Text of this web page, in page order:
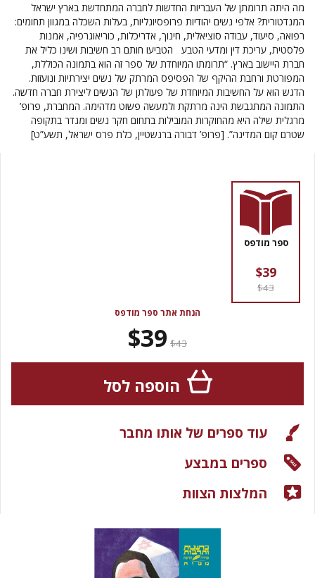
מה היתה תרומתן של העבריות החדשות לחברה המתחדשת בארץ ישראל
המנדטורית? אלפי נשים יהודיות פרופסיונליות, בעלות השכלה במגוון תחומים:
רפואה, סיעוד, עבודה סוציאלית, חינוך, אדריכלות, כוריאוגרפיה, אמנות
פלסטית, עריכת דין ומדעי הטבע הטביעו חותם רב חשיבות ושינו כליל את
חברת היישוב בארץ. “תרומתו המיוחדת של ספר זה הוא בתמונה הכוללת,
המפורטת ורחבת ההיקף של הפסיפס המרתק של נשים יצירתיות ונועזות.
הדגש הוא על החשיבות המיוחדת של פעולתן של הנשים ליצירת חברה חדשה.
התמונה המתגבשת הינה מרתקת ולמעשה פשוט מדהימה. המחברת, פרופ’
מרגלית שילה היא מהחוקרות המובילות בתחום חקר נשים ומגדר בתקופה
שטרם קום המדינה”. [פרופ’ דבורה ברנשטיין, כלת פרס ישראל, תשע”ט]
ספר מודפס
$39
$43
הנחת אתר ספר מודפס
$43
$39
הוספה לסל
עוד ספרים של אותו מחבר
ספרים במבצע
המלצות הצוות